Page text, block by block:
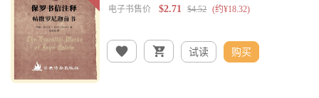
试读 购买